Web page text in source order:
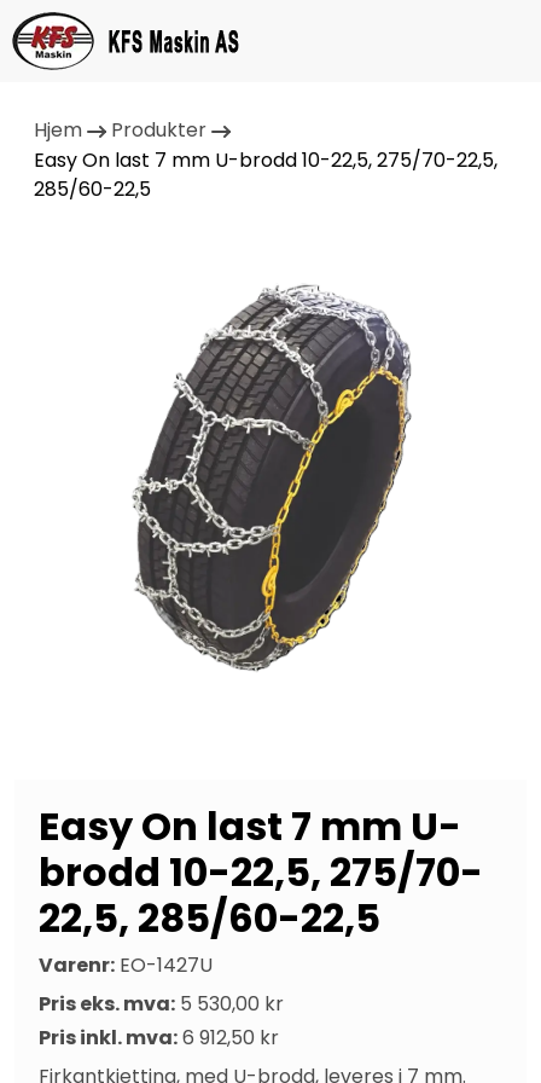
Hjem
Produkter
Easy On last 7 mm U-brodd 10-22,5, 275/70-22,5,
285/60-22,5
Easy On last 7 mm U-
brodd 10-22,5, 275/70-
22,5, 285/60-22,5
Varenr: EO-1427U
Pris eks. mva: 5 530,00 kr
Pris inkl. mva:6 912,50 kr
Firkantkjetting, med U-brodd, leveres i 7 mm.